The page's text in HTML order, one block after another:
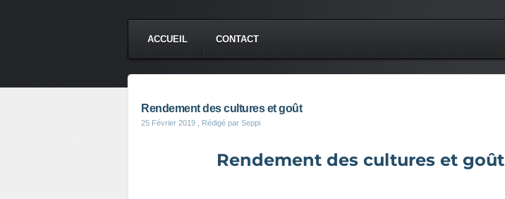
ACCUEIL CONTACT
Rendement des cultures et goût
25 Février 2019 , Rédigé par Seppi
Rendement des cultures et goût